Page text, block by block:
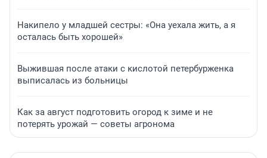
Накипело у младшей сестры: «Она уехала жить, а я
осталась быть хорошей»
Выжившая после атаки с кислотой петербурженка
выписалась из больницы
Как за август подготовить огород к зиме и не
потерять урожай — советы агронома